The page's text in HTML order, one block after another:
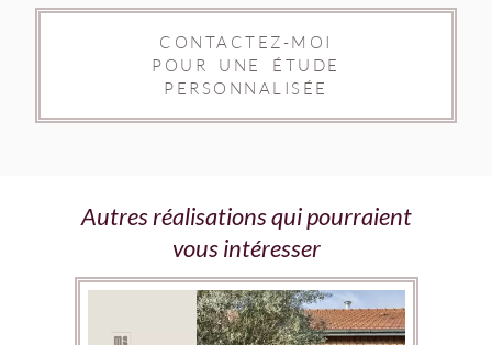
CONTACTEZ-MOI
POUR UNE ÉTUDE
PERSONNALISÉE
Autres réalisations qui pourraient
vous intéresser